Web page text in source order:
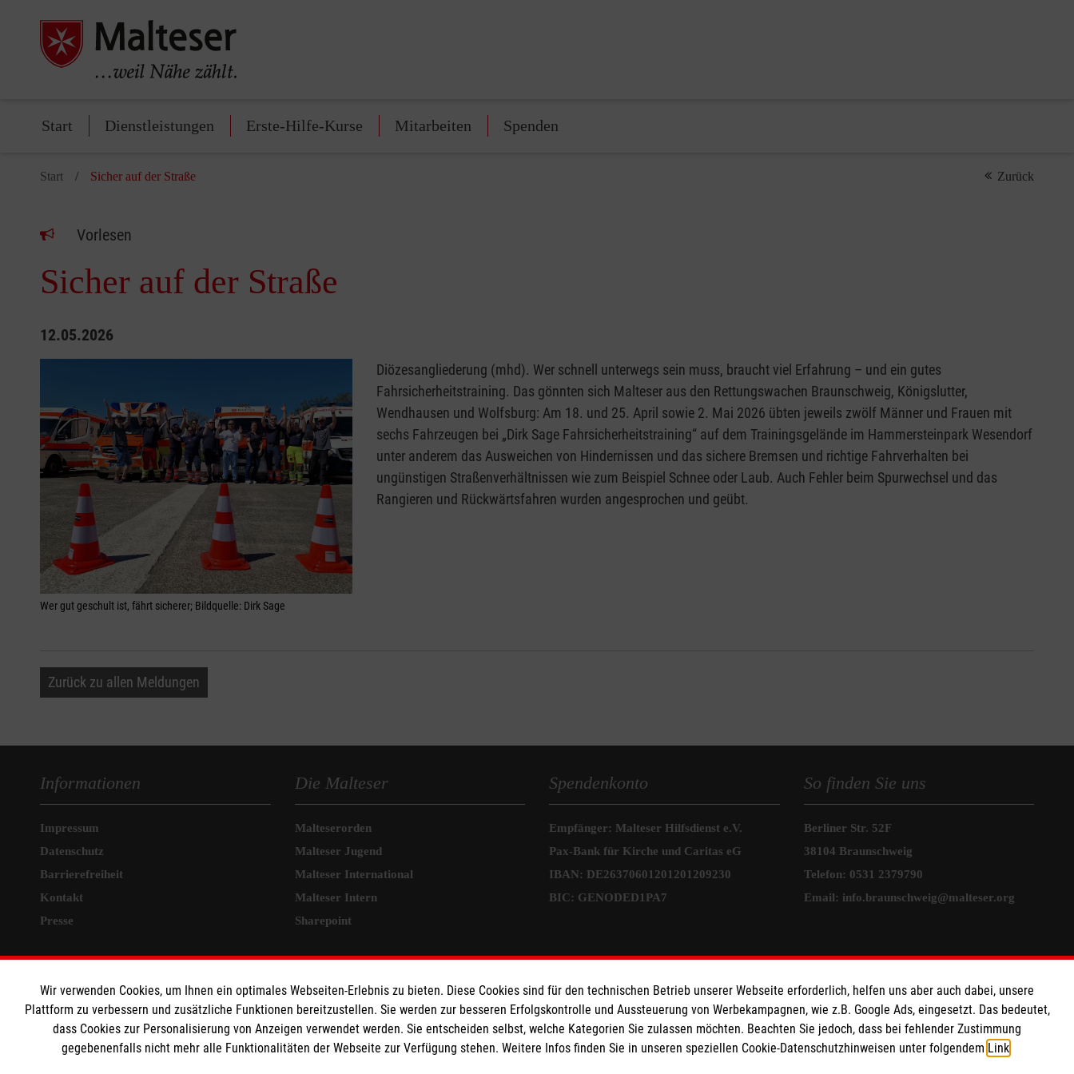
Start Dienstleistungen Erste-Hilfe-Kurse Mitarbeiten Spenden
Start Sicher auf der Straße Zurück
Vorlesen
Sicher auf der Straße
12.05.2026
Wer gut geschult ist, fährt sicherer; Bildquelle: Dirk Sage
Diözesangliederung (mhd). Wer schnell unterwegs sein muss, braucht viel Erfahrung – und ein gutes
Fahrsicherheitstraining. Das gönnten sich Malteser aus den Rettungswachen Braunschweig, Königslutter,
Wendhausen und Wolfsburg: Am 18. und 25. April sowie 2. Mai 2026 übten jeweils zwölf Männer und Frauen mit
sechs Fahrzeugen bei „Dirk Sage Fahrsicherheitstraining“ auf dem Trainingsgelände im Hammersteinpark Wesendorf
unter anderem das Ausweichen von Hindernissen und das sichere Bremsen und richtige Fahrverhalten bei
ungünstigen Straßenverhältnissen wie zum Beispiel Schnee oder Laub. Auch Fehler beim Spurwechsel und das
Rangieren und Rückwärtsfahren wurden angesprochen und geübt.
Zurück zu allen Meldungen
Informationen
Impressum
Datenschutz
Barrierefreiheit
Kontakt
Presse
MPG Ansprechpartner
Den Beauftragten für
Medizinproduktesicherheit im Malteser
Rettungsdienst und den Einsatzdiensten der
Die Malteser
Malteserorden
Malteser Jugend
Malteser International
Malteser Intern
Sharepoint
Spendenkonto
Empfänger: Malteser Hilfsdienst e.V.
Pax-Bank für Kirche und Caritas eG
IBAN: DE26370601201201209230
BIC: GENODED1PA7
So finden Sie uns
Berliner Str. 52F
38104 Braunschweig
Telefon: 0531 2379790
Email: info.braunschweig@malteser.org
Wir verwenden Cookies, um Ihnen ein optimales Webseiten-Erlebnis zu bieten. Diese Cookies sind für den technischen Betrieb unserer Webseite erforderlich, helfen uns aber auch dabei, unsere
Plattform zu verbessern und zusätzliche Funktionen bereitzustellen. Sie werden zur besseren Erfolgskontrolle und Aussteuerung von Werbekampagnen, wie z.B. Google Ads, eingesetzt. Das bedeutet,
dass Cookies zur Personalisierung von Anzeigen verwendet werden. Sie entscheiden selbst, welche Kategorien Sie zulassen möchten. Beachten Sie jedoch, dass bei fehlender Zustimmung
gegebenenfalls nicht mehr alle Funktionalitäten der Webseite zur Verfügung stehen. Weitere Infos finden Sie in unseren speziellen Cookie-Datenschutzhinweisen unter folgendem Link